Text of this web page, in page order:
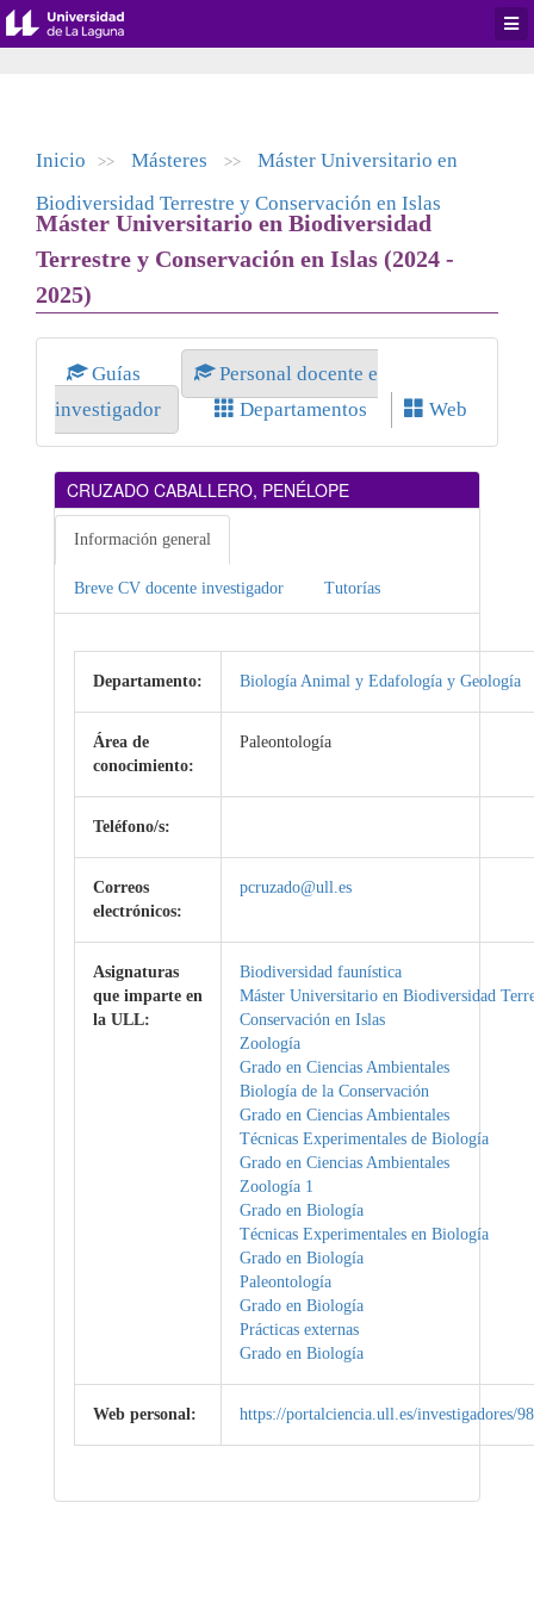
Inicio >> Másteres >>
Máster Universitario en
Biodiversidad Terrestre y Conservación en Islas
Máster Universitario en Biodiversidad
Terrestre y Conservación en Islas (2024 -
2025)
Guías
Personal docente e
investigador
Departamentos Web
CRUZADO CABALLERO, PENÉLOPE
Información general
Breve CV docente investigador Tutorías
Departamento: Biología Animal y Edafología y Geología
Área de
conocimiento:
Paleontología
Teléfono/s:
Correos
electrónicos:
pcruzado@ull.es
Asignaturas
que imparte en
la ULL:
Biodiversidad faunística
Máster Universitario en Biodiversidad
Conservación en Islas
Zoología
Grado en Ciencias Ambientales
Biología de la Conservación
Grado en Ciencias Ambientales
Técnicas Experimentales de Biología
Grado en Ciencias Ambientales
Zoología 1
Grado en Biología
Técnicas Experimentales en Biología
Grado en Biología
Paleontología
Grado en Biología
Prácticas externas
Grado en Biología
Web personal: https://portalciencia.ull.es/investigadores/